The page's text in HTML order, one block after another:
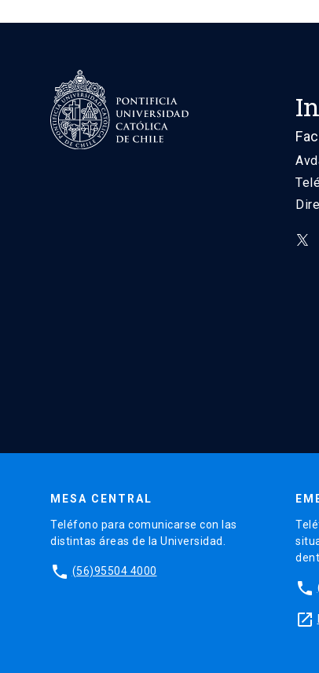
MESA CENTRAL
Teléfono para comunicarse con las
distintas áreas de la Universidad.
phone (56)95504 4000
phone
launch